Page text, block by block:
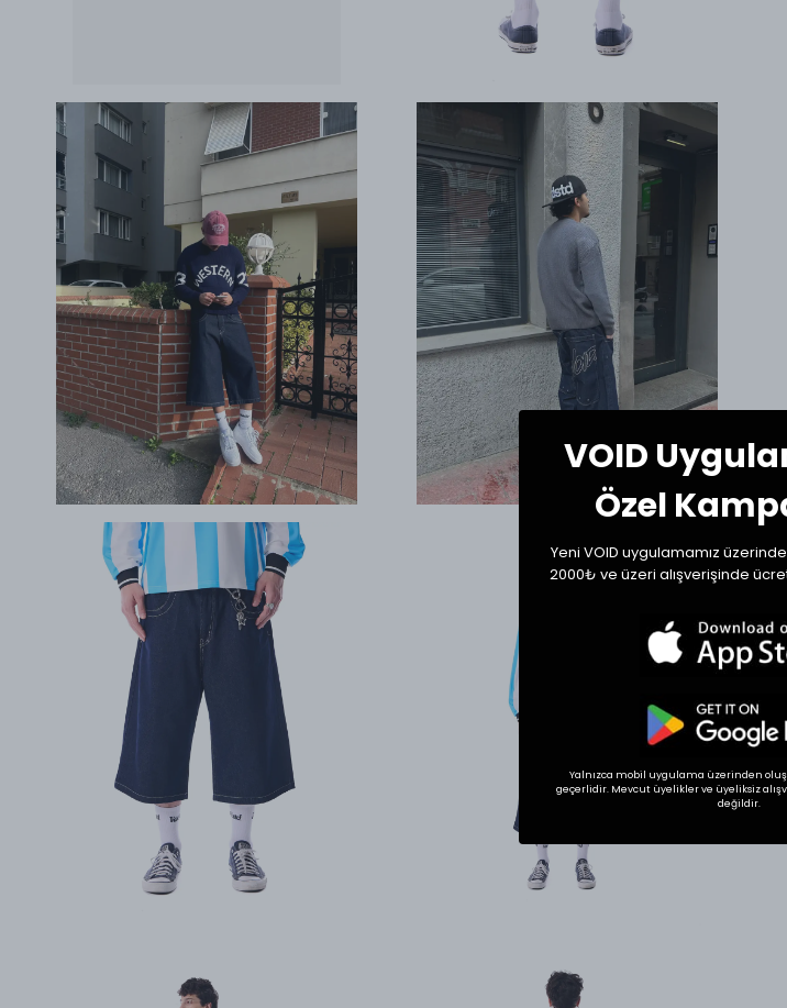
VOID
Özel
Yeni VOID uygulamamız
2000₺ ve üzeri alışverişinde
Yalnızca mobil uygulama üzerinden
geçerlidir. Mevcut üyelikler ve üyeliksiz
değildir.